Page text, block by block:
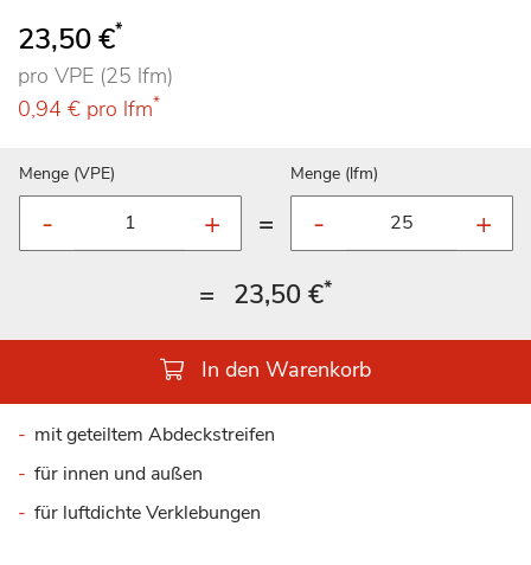
23,50 €*
pro VPE (25 lfm)
0,94 € pro lfm*
Menge (VPE)
=
Menge (lfm)
= 23,50 €*
In den Warenkorb
mit geteiltem Abdeckstreifen
für innen und außen
für luftdichte Verklebungen